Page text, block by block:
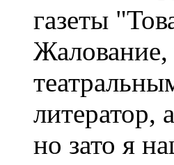
газеты
Жалование,
литератор,
но зато я